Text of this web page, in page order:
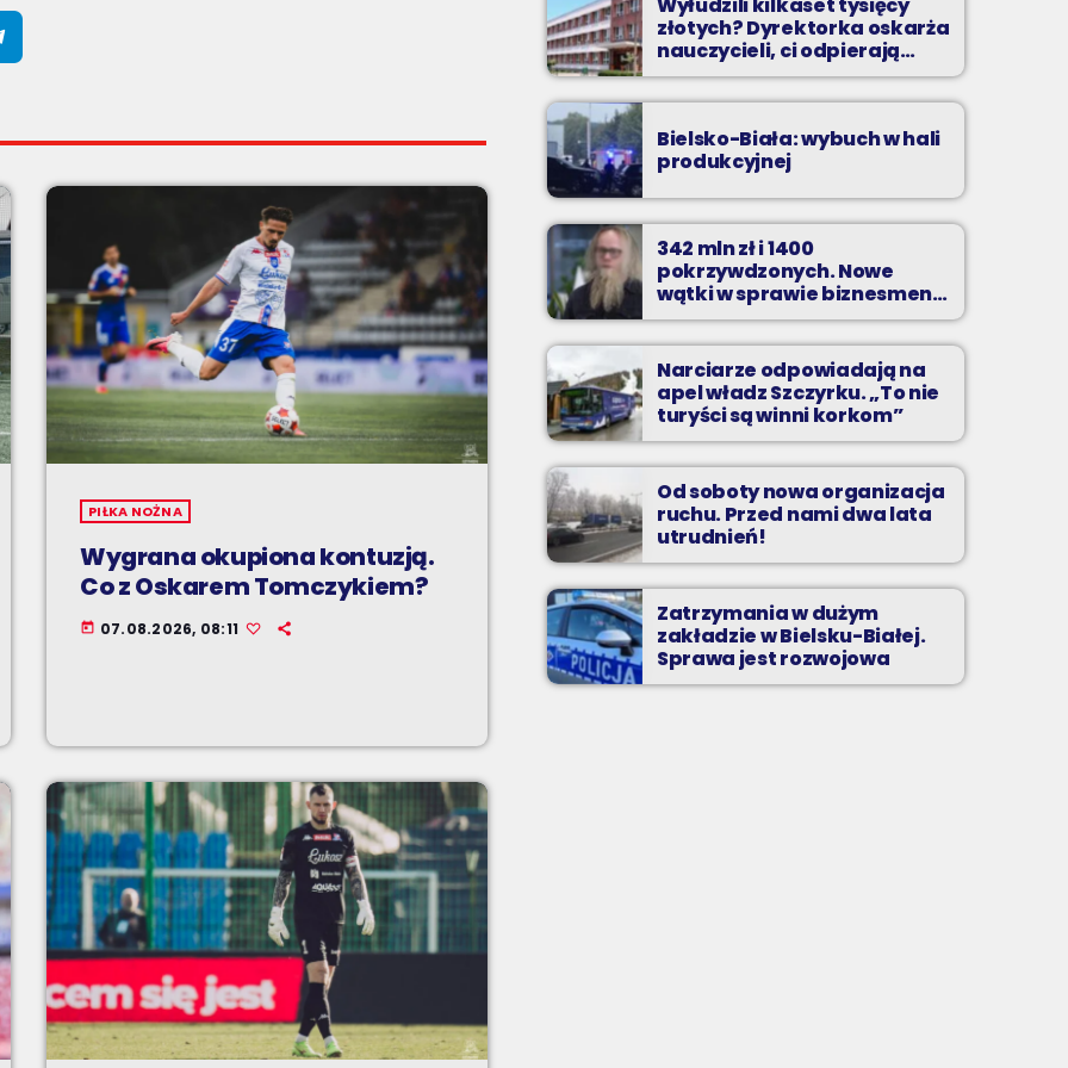
PIŁKA NOŻNA
Wygrana okupiona kontuzją.
Co z Oskarem Tomczykiem?
today 07.08.2026, 08:11
Wyłudzili kilkaset tysięcy
złotych? Dyrektorka oskarża
nauczycieli, ci odpierają
zarzuty
Bielsko-Biała: wybuch w hali
produkcyjnej
342 mln zł i 1400
pokrzywdzonych. Nowe
wątki w sprawie biznesmena
z Bielska-Białej
Narciarze odpowiadają na
apel władz Szczyrku. „To nie
turyści są winni korkom”
Od soboty nowa organizacja
ruchu. Przed nami dwa lata
utrudnień!
Zatrzymania w dużym
zakładzie w Bielsku-Białej.
Sprawa jest rozwojowa